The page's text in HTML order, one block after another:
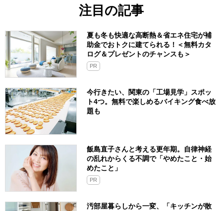
注目の記事
夏も冬も快適な高断熱＆省エネ住宅が補
助金でおトクに建てられる！＜無料カタ
ログ＆プレゼントのチャンスも＞
PR
今行きたい、関東の「工場見学」スポッ
ト4つ。無料で楽しめるバイキング食べ放
題も
飯島直子さんと考える更年期。自律神経
の乱れからくる不調で「やめたこと・始
めたこと」
PR
汚部屋暮らしから一変、「キッチンが散